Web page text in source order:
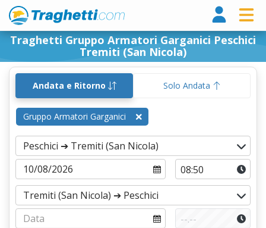
Traghetti Gruppo Armatori Garganici Peschici
Tremiti (San Nicola)
Andata e Ritorno Solo Andata
Gruppo Armatori Garganici